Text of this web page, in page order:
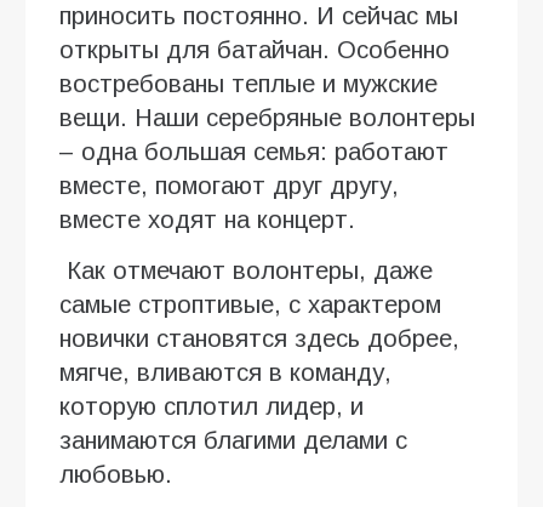
приносить постоянно. И сейчас мы
открыты для батайчан. Особенно
востребованы теплые и мужские
вещи. Наши серебряные волонтеры
– одна большая семья: работают
вместе, помогают друг другу,
вместе ходят на концерт.
Как отмечают волонтеры, даже
самые строптивые, с характером
новички становятся здесь добрее,
мягче, вливаются в команду,
которую сплотил лидер, и
занимаются благими делами с
любовью.